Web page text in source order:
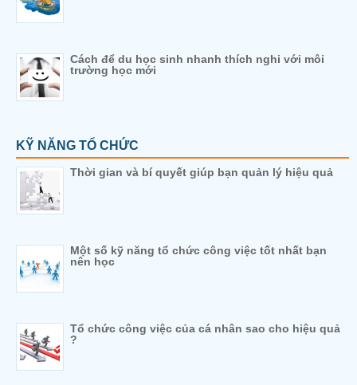
Cách để du học sinh nhanh thích nghi với môi
trường học mới
KỸ NĂNG TỔ CHỨC
Thời gian và bí quyết giúp bạn quản lý hiệu quả
Một số kỹ năng tổ chức công việc tốt nhất bạn
nên học
Tổ chức công việc của cá nhân sao cho hiệu quả
?